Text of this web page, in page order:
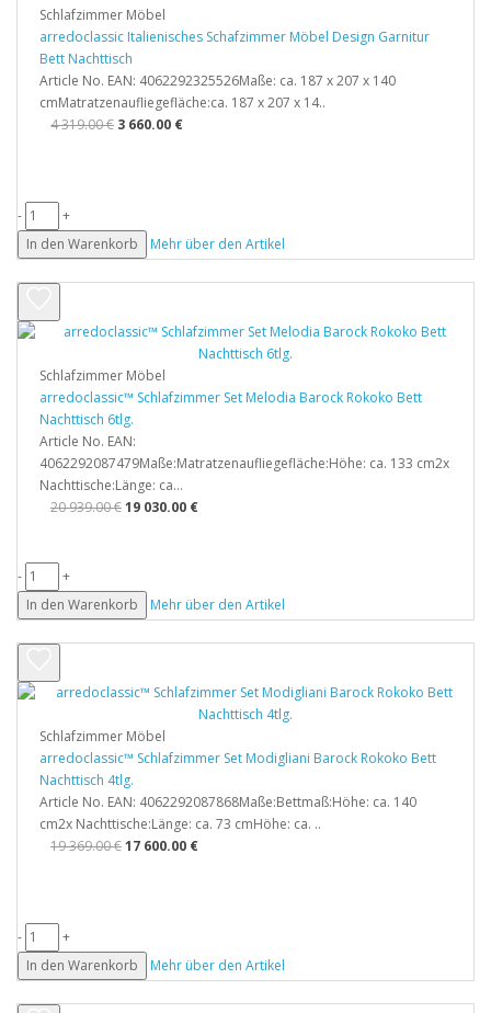
Schlafzimmer Möbel
arredoclassic Italienisches Schafzimmer Möbel Design Garnitur
Bett Nachttisch
Article No. EAN: 4062292325526Maße: ca. 187 x 207 x 140
cmMatratzenaufliegefläche:ca. 187 x 207 x 14..
4 319.00 € 3 660.00 €
-
+
In den Warenkorb
Mehr über den Artikel
Schlafzimmer Möbel
arredoclassic™ Schlafzimmer Set Melodia Barock Rokoko Bett
Nachttisch 6tlg.
Article No. EAN:
4062292087479Maße:Matratzenaufliegefläche:Höhe: ca. 133 cm2x
Nachttische:Länge: ca...
20 939.00 €19 030.00 €
-
+
In den Warenkorb
Mehr über den Artikel
Schlafzimmer Möbel
arredoclassic™ Schlafzimmer Set Modigliani Barock Rokoko Bett
Nachttisch 4tlg.
Article No. EAN: 4062292087868Maße:Bettmaß:Höhe: ca. 140
cm2x Nachttische:Länge: ca. 73 cmHöhe: ca. ..
19 369.00 €17 600.00 €
-
+
In den Warenkorb
Mehr über den Artikel